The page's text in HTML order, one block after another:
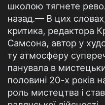
школою тягнете
назад.— В цих словах,
критика, редактора
Самсона, автор у
ту атмосферу
панувала в
половині 20-х років
роль мистецтва і